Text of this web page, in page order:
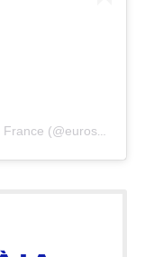
Une publication partagée par Eurosport France (@eurosportfr)